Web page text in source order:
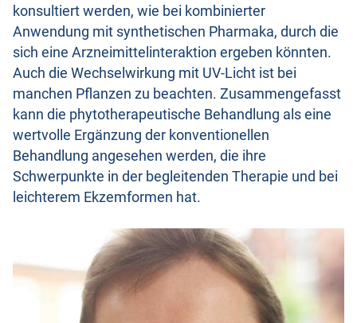
konsultiert werden, wie bei kombinierter
Anwendung mit synthetischen Pharmaka, durch die
sich eine Arzneimittelinteraktion ergeben könnten.
Auch die Wechselwirkung mit UV-Licht ist bei
manchen Pflanzen zu beachten. Zusammengefasst
kann die phytotherapeutische Behandlung als eine
wertvolle Ergänzung der konventionellen
Behandlung angesehen werden, die ihre
Schwerpunkte in der begleitenden Therapie und bei
leichterem Ekzemformen hat.